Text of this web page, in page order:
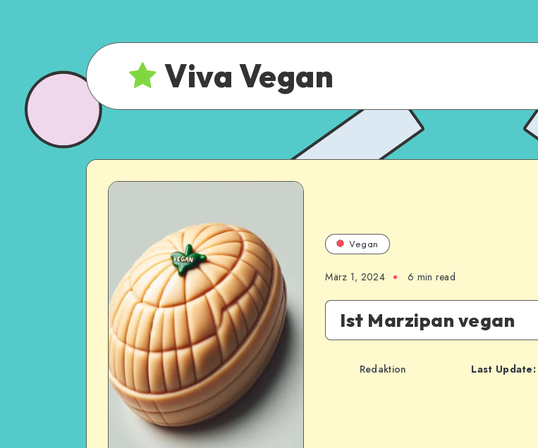
Viva Vegan
Vegan
März 1, 2024 6 min read
Ist Marzipan vegan
Redaktion Last Update: